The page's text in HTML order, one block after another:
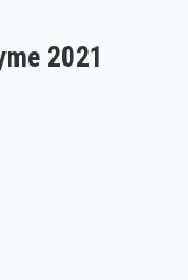
2021